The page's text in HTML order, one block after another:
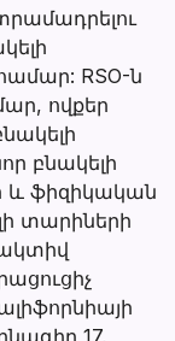
RSO-ն
ովքեր
բնակելի
և ֆիզիկական
տարիների
17,